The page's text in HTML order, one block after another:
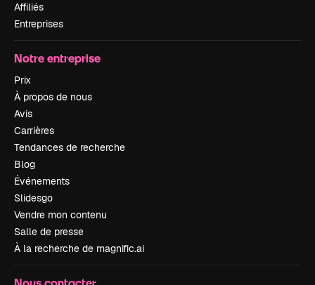
Affiliés
Entreprises
Notre entreprise
Prix
À propos de nous
Avis
Carrières
Tendances de recherche
Blog
Événements
Slidesgo
Vendre mon contenu
Salle de presse
À la recherche de magnific.ai